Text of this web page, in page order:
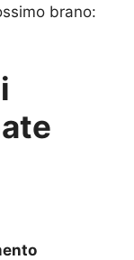
brano: